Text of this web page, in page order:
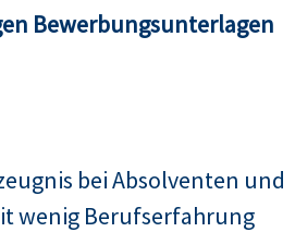
Bewerbungsunterlagen
bei Absolventen und
wenig Berufserfahrung